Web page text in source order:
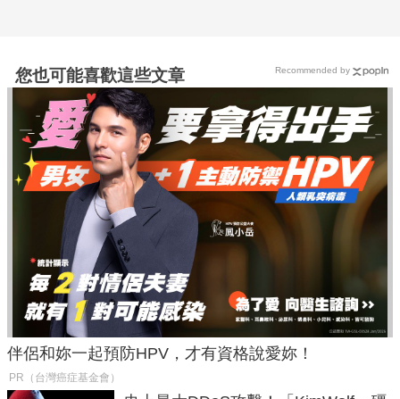
您也可能喜歡這些文章
伴侶和妳一起預防HPV，才有資格說愛妳！
PR（台灣癌症基金會）
Recommended by